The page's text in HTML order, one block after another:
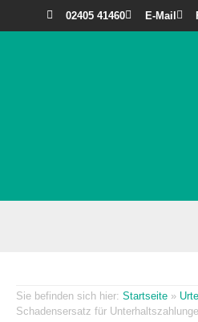
02405 41460 E-Mail
Startseite »
Schadensersatz für